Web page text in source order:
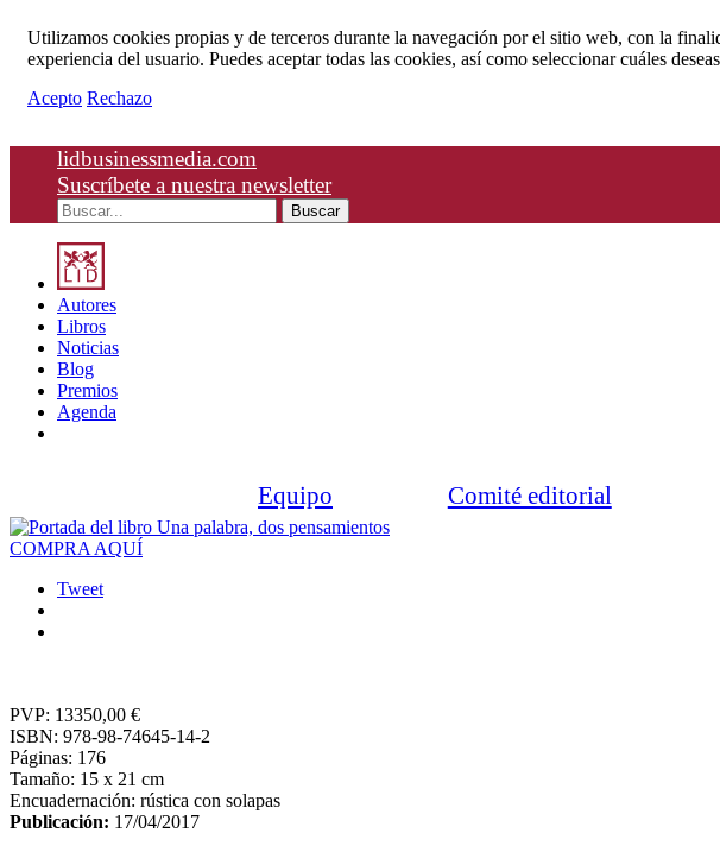
Utilizamos cookies propias y de terceros durante la navegación por el sitio web, con la
experiencia del usuario. Puedes aceptar todas las cookies, así como seleccionar cuáles
Acepto Rechazo
lidbusinessmedia.com
Suscríbete a nuestra newsletter
Buscar
Autores
Libros
Noticias
Blog
Premios
Agenda
Equipo Comité editorial
COMPRA AQUÍ
Tweet
PVP: 13350,00 €
ISBN: 978-98-74645-14-2
Páginas: 176
Tamaño: 15 x 21 cm
Encuadernación: rústica con solapas
Publicación: 17/04/2017